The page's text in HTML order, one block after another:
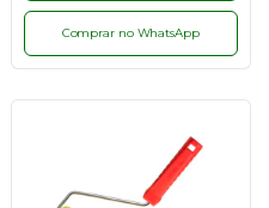
Comprar no WhatsApp